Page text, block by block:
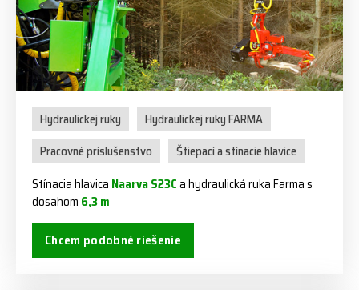
Hydraulickej ruky
Hydraulickej ruky FARMA
Pracovné príslušenstvo
Štiepací a stínacie hlavice
Stínacia hlavica Naarva S23Ca hydraulická ruka Farma s
dosahom 6,3 m
Chcem podobné riešenie